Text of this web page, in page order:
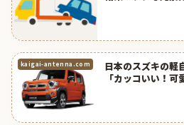
kaigai-antenna.com
日本のスズキの軽
「カッコいい！